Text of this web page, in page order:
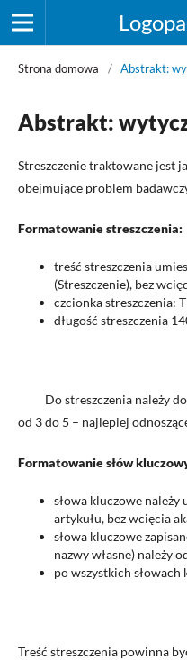
Strona domowa / Abstrakt:
Abstrakt:
Streszczenie traktowane jest
obejmujące problem
Formatowanie streszczenia:
treść streszczenia
(Streszczenie), bez
czcionka streszczenia:
długość streszczenia
Do streszczenia należy
od 3 do 5 – najlepiej
Formatowanie słów
słowa kluczowe
artykułu, bez wcięcia
słowa kluczowe
nazwy własne) należy
po wszystkich
Treść streszczenia powinna